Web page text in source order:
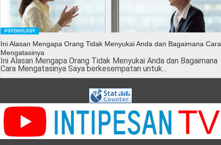
PSYCHOLOGY
Ini Alasan Mengapa Orang Tidak Menyukai Anda dan Bagaimana Cara
Mengatasinya
Ini Alasan Mengapa Orang Tidak Menyukai Anda dan Bagaimana
Cara Mengatasinya Saya berkesempatan untuk...